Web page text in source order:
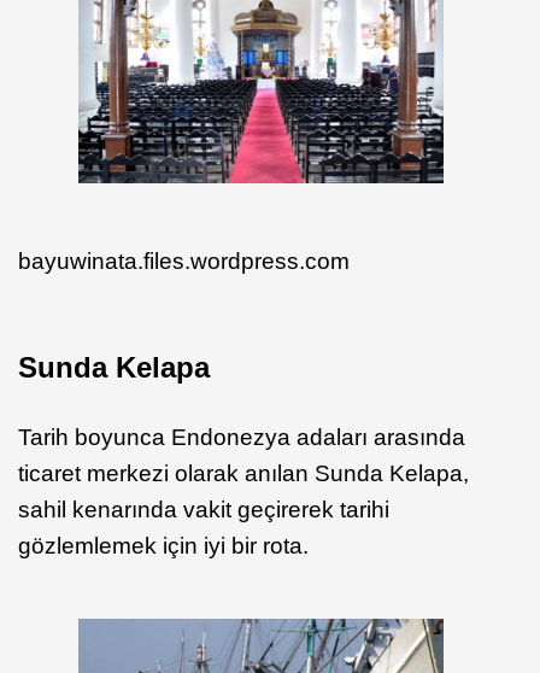
bayuwinata.files.wordpress.com
Sunda Kelapa
Tarih boyunca Endonezya adaları arasında
ticaret merkezi olarak anılan Sunda Kelapa,
sahil kenarında vakit geçirerek tarihi
gözlemlemek için iyi bir rota.